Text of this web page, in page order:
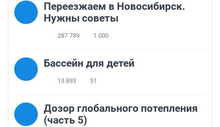
Переезжаем в Новосибирск.
Нужны советы
287 789 1 000
Бассейн для детей
13 893 51
Дозор глобального потепления
(часть 5)